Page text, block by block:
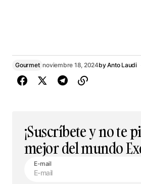
Gourmet noviembre 18, 2024byAnto Laudi
¡Suscríbete y no te
mejor del mundo
E-mail